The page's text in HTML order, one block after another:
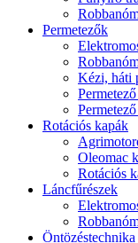
Permetezők
Kézi, háti
Rotációs kapák
Oleomac
Rotációs
Láncfűrészek
Öntözéstechnika